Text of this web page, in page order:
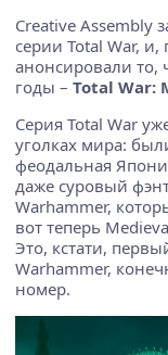
Creative Assembly
серии Total War,
анонсировали то,
годы – Total War:
Серия Total War
уголках мира:
феодальная
даже суровый
Warhammer,
вот теперь
Это, кстати,
Warhammer,
номер.